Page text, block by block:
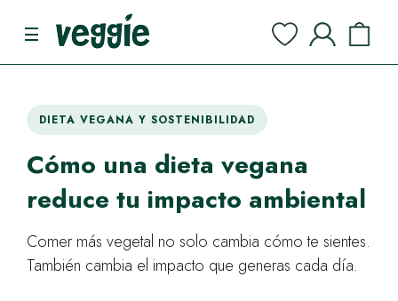
DIETA VEGANA Y SOSTENIBILIDAD
Cómo una dieta vegana
reduce tu impacto ambiental
Comer más vegetal no solo cambia cómo te sientes.
También cambia el impacto que generas cada día.